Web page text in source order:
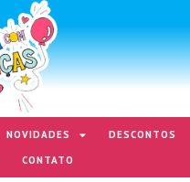
NOVIDADES
DESCONTOS
CONTATO